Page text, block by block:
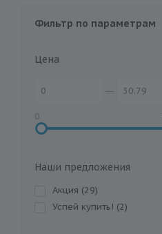
Фильтр по параметрам
Цена
0
Наши предложения
Акция (29)
Успей купить! (2)